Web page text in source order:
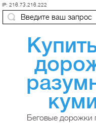
Беговые дорожки
IP: 216.73.216.222